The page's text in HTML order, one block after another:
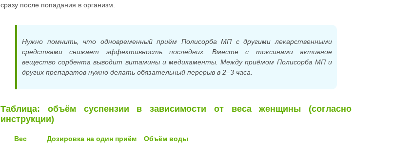
сразу после попадания в организм.
Нужно помнить, что одновременный приём Полисорба МП с другими лекарственными
средствами снижает эффективность последних. Вместе с токсинами активное
вещество сорбента выводит витамины и медикаменты. Между приёмом Полисорба МП и
других препаратов нужно делать обязательный перерыв в 2–3 часа.
Таблица: объём суспензии в зависимости от веса женщины (согласно
инструкции)
Вес Дозировка на один приём
Объём воды